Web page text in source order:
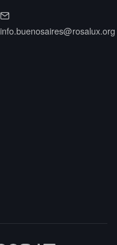
info.buenosaires@rosalux.org